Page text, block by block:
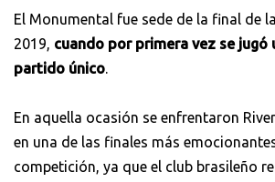
El Monumental fue sede de la final de
2019, cuando por primera vez se jugó
partido único.
En aquella ocasión se enfrentaron
en una de las finales más
competición, ya que el club brasileño